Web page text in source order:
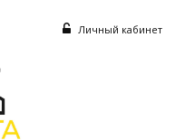
Личный кабинет